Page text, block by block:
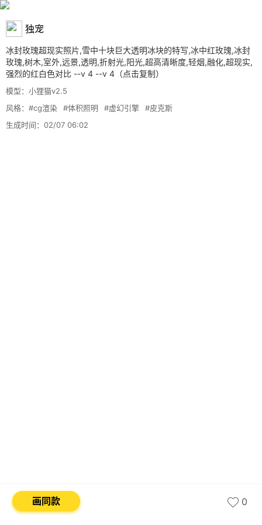
独宠
冰封玫瑰超现实照片,雪中十块巨大透明冰块的特写,冰中红玫瑰,冰封
玫瑰,树木,室外,远景,透明,折射光,阳光,超高清晰度,轻烟,融化,超现实,
强烈的红白色对比 --v 4 --v 4 （点击复制）
模型：小狸猫v2.5
风格： #cg渲染 #体积照明 #虚幻引擎
#皮克斯
生成时间：02/07 06:02
画同款 0